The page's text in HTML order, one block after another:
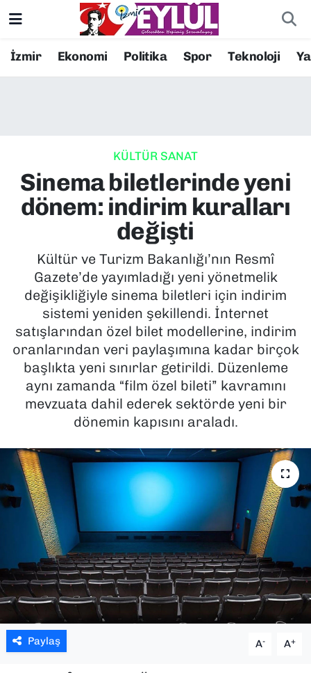
İzmir Ekonomi Politika Spor Teknoloji
KÜLTÜR SANAT
Sinema biletlerinde yeni
dönem: indirim kuralları
değişti
Kültür ve Turizm Bakanlığı’nın Resmî
Gazete’de yayımladığı yeni yönetmelik
değişikliğiyle sinema biletleri için indirim
sistemi yeniden şekillendi. İnternet
satışlarından özel bilet modellerine, indirim
oranlarından veri paylaşımına kadar birçok
başlıkta yeni sınırlar getirildi. Düzenleme
aynı zamanda “film özel bileti” kavramını
mevzuata dahil ederek sektörde yeni bir
dönemin kapısını araladı.
Paylaş A- A+
Resmi İlanlar
EKONOMİ
KÜLTÜR SANAT
MAGAZİN
POLİTİKA
SAĞLIK
SPOR
TEKNOLOJİ
YEREL YÖNETİMLER
Konak Nöbetçi Eczaneler
Süper Lig Puan Durumu ve Fikstür
Tüm Manşetler
Son Dakika Haberleri
Haber Arşivi